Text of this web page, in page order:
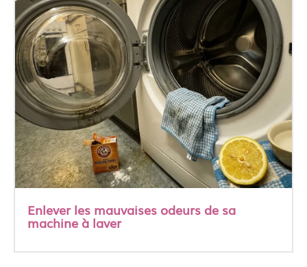
Enlever les mauvaises odeurs de sa
machine à laver